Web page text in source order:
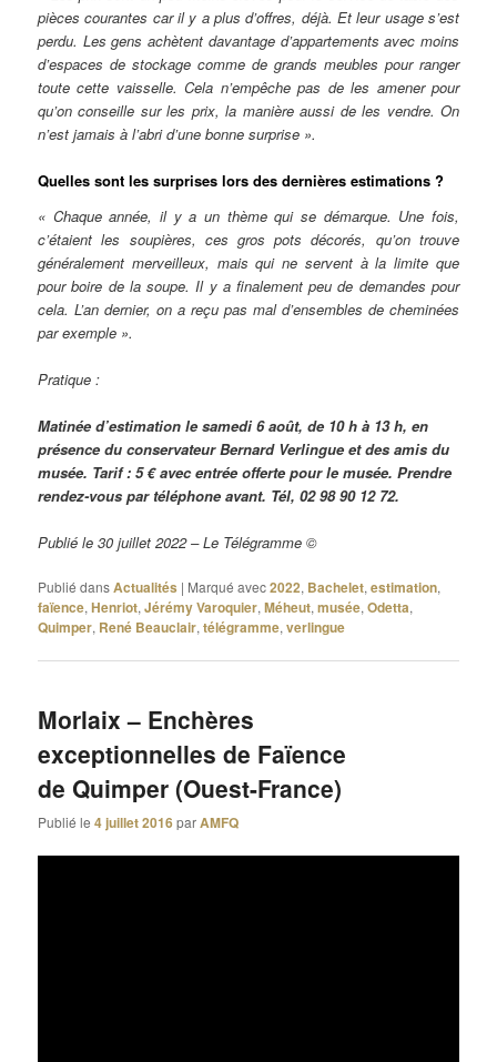
pièces courantes car il y a plus d’offres, déjà. Et leur usage s’est
perdu. Les gens achètent davantage d’appartements avec moins
d’espaces de stockage comme de grands meubles pour ranger
toute cette vaisselle. Cela n’empêche pas de les amener pour
qu’on conseille sur les prix, la manière aussi de les vendre. On
n’est jamais à l’abri d’une bonne surprise ».
Quelles sont les surprises lors des dernières estimations ?
« Chaque année, il y a un thème qui se démarque. Une fois,
c’étaient les soupières, ces gros pots décorés, qu’on trouve
généralement merveilleux, mais qui ne servent à la limite que
pour boire de la soupe. Il y a finalement peu de demandes pour
cela. L’an dernier, on a reçu pas mal d’ensembles de cheminées
par exemple ».
Pratique :
Matinée d’estimation le samedi 6 août, de 10 h à 13 h, en
présence du conservateur Bernard Verlingue et des amis du
musée. Tarif : 5 € avec entrée offerte pour le musée. Prendre
rendez-vous par téléphone avant. Tél, 02 98 90 12 72.
Publié le 30 juillet 2022 – Le Télégramme ©
Publié dansActualités | Marqué avec2022, Bachelet,estimation,
faïence,Henriot,Jérémy Varoquier,Méheut,musée,Odetta,
Quimper, René Beauclair,télégramme,verlingue
Morlaix – Enchères
exceptionnelles de Faïence
de Quimper (Ouest-France)
Publié le4 juillet 2016parAMFQ